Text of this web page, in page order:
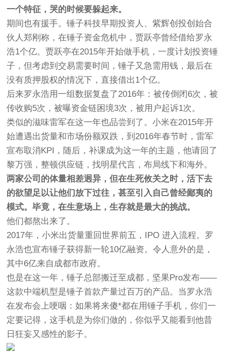
一个特征，哭的时候要躲起来。
期间也有援手。锤子科技早期投资人、紫辉创投创始合
伙人郑刚称，在锤子资金危机中，贾跃亭曾经借给罗永
浩1个亿。贾跃亭在2015年开始做手机，一度计划投资锤
子，但考虑到交易需要时间，锤子又急需用钱，最后在
没有质押股权的情况下，直接借出1个亿。
后来罗永浩用一组数据复盘了2016年：被传倒闭6次，被
传收购5次，被曝资金链困境3次，被用户起诉1次。
类似的滋味雷军在这一年也品尝到了。小米在2015年开
始遭遇出货量和市场份额双跌，到2016年春节时，雷军
宣布取消KPI，随后，补课成为这一年的主题，他请回了
黎万强，整顿供应链，找明星代言，布局线下和海外。
两家公司的体量相差迥异，但在生死攸关之时，活下去
的欲望足以让他们放下过往，甚至引入自己曾经鄙夷的
模式。毕竟，在生意场上，生存就是最大的挑战。
他们都熬出来了。
2017年，小米出货量重回世界前五，IPO 进入流程。罗
永浩也宣布锤子获得新一轮10亿融资。令人意外的是，
其中6亿来自成都市政府。
也是在这一年，锤子总部搬迁至成都，坚果Pro发布——
这款中端机型是锤子首款产量过百万的产品。当罗永浩
在发布会上哽咽：如果将来傻*都在用锤子手机，你们一
定要记得，这手机是为你们做的，你似乎又能看到他昔
日狂妄又感性的影子。